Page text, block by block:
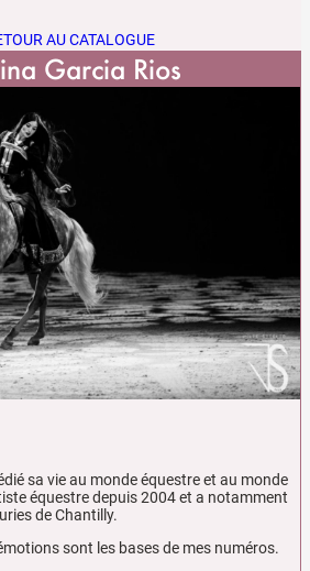
AU CATALOGUE
Garcia Rios
sa vie au monde équestre et au monde
équestre depuis 2004 et a notamment
de Chantilly.
sont les bases de mes numéros.